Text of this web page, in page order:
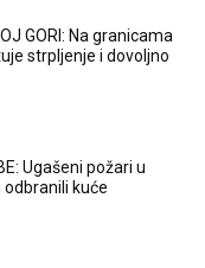
GORI: Na granicama
strpljenje i dovoljno
Ugašeni požari u
kuće